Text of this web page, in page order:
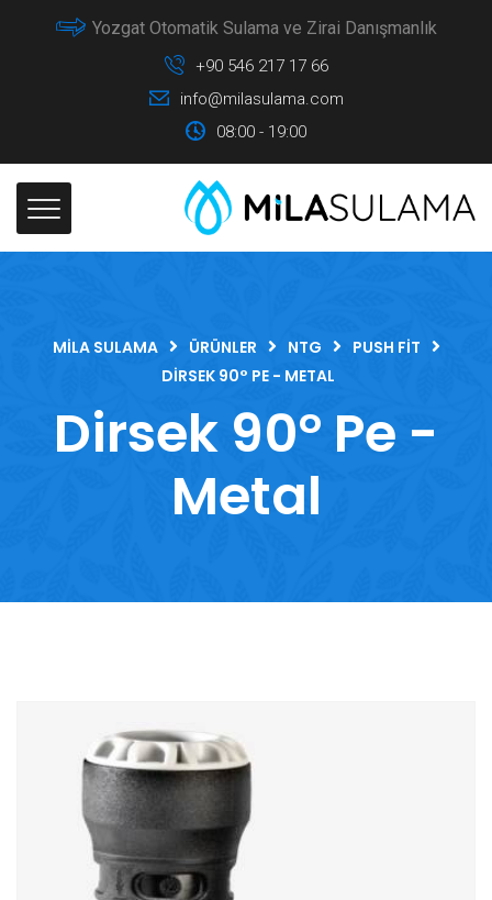
Yozgat Otomatik Sulama ve Zirai Danışmanlık
+90 546 217 17 66
info@milasulama.com
08:00 - 19:00
MILA SULAMA ÜRÜNLER NTG
PUSH FIT
DIRSEK 90° PE - METAL
Dirsek 90° Pe -
Metal